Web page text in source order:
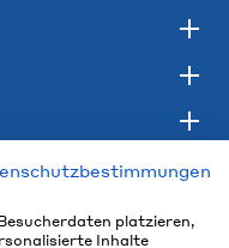
platzieren,
Inhalte